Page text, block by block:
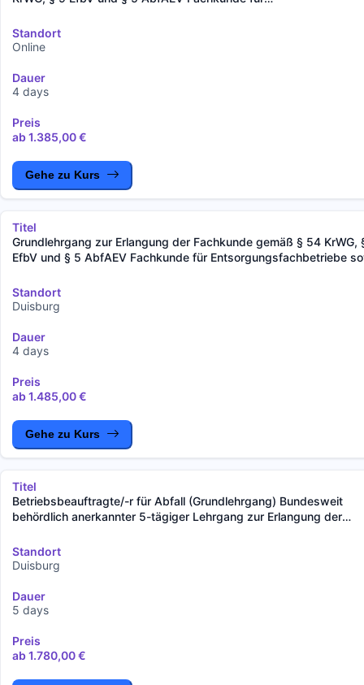
Makler von gefährlichen Abfällen (mit bundesweiter behördlicher
Anerkennung)
Standort
Online
Dauer
4 days
Preis
ab 1.385,00 €
Gehe zu Kurs
Titel
Grundlehrgang zur Erlangung der Fachkunde gemäß § 54 KrWG,
EfbV und § 5 AbfAEV Fachkunde für Entsorgungsfachbetriebe
bundesweiter behördlicher Anerkennung)
Standort
Duisburg
Dauer
4 days
Preis
ab 1.485,00 €
Gehe zu Kurs
Titel
Betriebsbeauftragte/-r für Abfall (Grundlehrgang) Bundesweit
behördlich anerkannter 5-tägiger Lehrgang zur Erlangung der
Beschreibung
Standort
Duisburg
Dauer
5 days
Preis
ab 1.780,00 €